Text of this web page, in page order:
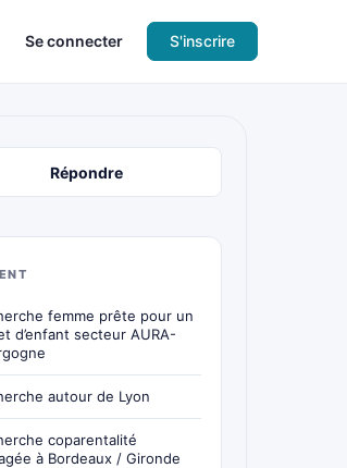
Se connecter S'inscrire
Répondre
femme prête pour un
d’enfant secteur AURA-
autour de Lyon
coparentalité
à Bordeaux / Gironde